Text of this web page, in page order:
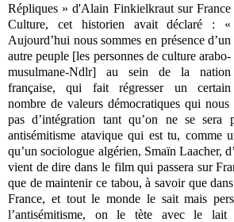
Répliques » d'Alain Finkielkraut sur France
Culture, cet historien avait déclaré : «
Aujourd’hui nous sommes en présence d’un
autre peuple [les personnes de culture arabo-
musulmane-Ndlr] au sein de la nation
française, qui fait régresser un certain
nombre de valeurs démocratiques qui
pas d’intégration tant qu’on ne se sera
antisémitisme atavique qui est tu, comme
qu’un sociologue algérien, Smaïn Laacher,
vient de dire dans le film qui passera sur
que de maintenir ce tabou, à savoir que
France, et tout le monde le sait mais
l’antisémitisme, on le tète avec le